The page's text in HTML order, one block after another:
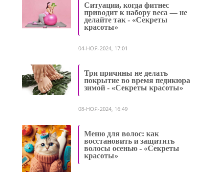
Ситуации, когда фитнес
приводит к набору веса — не
делайте так - «Секреты
красоты»
04-НОЯ-2024, 17:01
Три причины не делать
покрытие во время педикюра
зимой - «Секреты красоты»
08-НОЯ-2024, 16:49
Меню для волос: как
восстановить и защитить
волосы осенью - «Секреты
красоты»